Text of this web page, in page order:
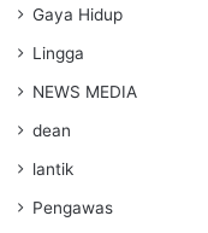
Gaya Hidup
Lingga
NEWS MEDIA
dean
lantik
Pengawas